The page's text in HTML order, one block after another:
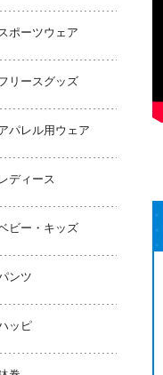
ポーツウェア
リースグッズ
パレル用ウェア
レディース
ビー・キッズ
ンツ
ッピ